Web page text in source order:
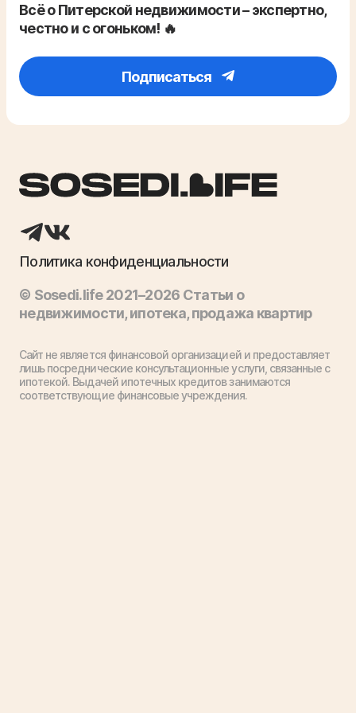
Всё о Питерской недвижимости – экспертно,
честно и с огоньком! 🔥
Подписаться
Политика конфиденциальности
© Sosedi.life 2021–2026 Статьи о
недвижимости, ипотека, продажа квартир
Сайт не является финансовой организацией и предоставляет
лишь посреднические консультационные услуги, связанные с
ипотекой. Выдачей ипотечных кредитов занимаются
соответствующие финансовые учреждения.